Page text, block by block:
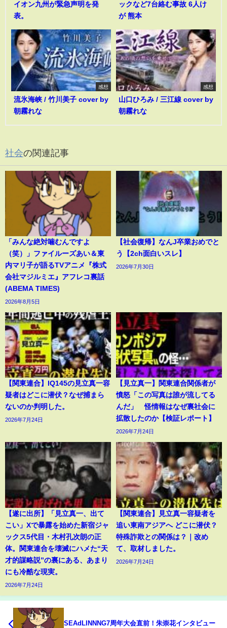
イオン九州が緊急声明を発
表。
ックなど7台絡む事故 6人け
が 熊本
感想
流氷海峡 / 竹川美子 cover by
朝霧れな
感想
山口ひろみ / 三江線 cover by
朝霧れな
社会の関連記事
「みんな絶対噛むんですよ
（笑）」ファイルーズあい＆東
内マリ子が語るTVアニメ『株式
会社マジルミエ』アフレコ裏話
(ABEMA TIMES)
2026年8月5日
【社会復帰】なんJ卒業おめでと
う【2ch面白いスレ】
2026年7月30日
【関東連合】IQ145の見立真一容
疑者はどこに潜伏？なぜ捕まら
ないのか判明した。
2026年7月24日
【見立真一】関東連合関係者が
憤怒「この写真は誰が流してる
んだ」 怪情報はなぜ裏社会に
拡散したのか【検証レポート】
2026年7月24日
【遂に出所】「見立真一、出て
こい」Xで暴露を始めた新宿ジャ
ックス5代目・木村孔次朗の正
体。関東連合を壊滅にハメた“天
才的謀略説”の裏にある、あまり
にも冷酷な現実。
2026年7月24日
【関東連合】見立真一容疑者を
追い東南アジアへ どこに潜伏？
特殊詐欺との関係は？｜改め
て、取材しました。
2026年7月24日
SEAdLINNNG7周年大会直前！朱崇花インタビュー